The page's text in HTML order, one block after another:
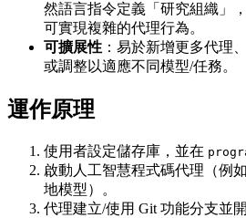
然語言指令定義「研究組織」
可實現複雜的代理行為。
可擴展性 ：易於新增更多代理
或調整以適應不同模型/任務。
運作原理
使用者設定儲存庫，並在
啟動人工智慧程式碼代理（例
地模型）。
代理建立/使用 Git 功能分支並